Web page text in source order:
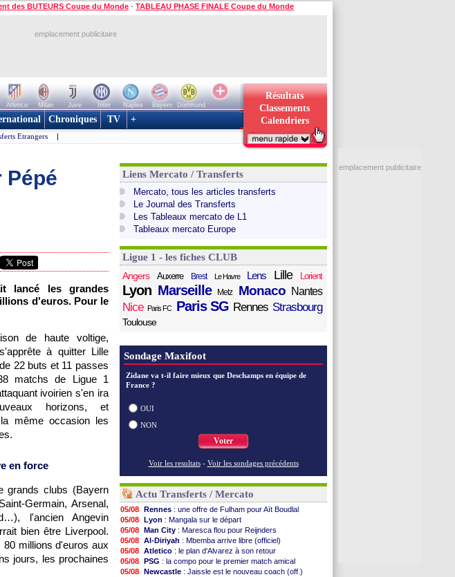
des BUTEURS Coupe du Monde - TABLEAU PHASE FINALE Coupe du Monde
emplacement publicitaire
Atletico Milan Juve Inter Naples Bayern
Dortmund
Résultats
Classements
Calendriers
Chroniques TV +
Etrangers |
lancé les grandes
d'euros. Pour le
de haute voltige,
à quitter Lille
22 buts et 11 passes
matchs de Ligue 1
ivoirien s'en ira
horizons, et
même occasion les
en force
grands clubs (Bayern
Germain, Arsenal,
l'ancien Angevin
bien être Liverpool.
millions d'euros aux
jours, les prochaines
Liens Mercato / Transferts
Mercato, tous les articles transferts
Le Journal des Transferts
Les Tableaux mercato de L1
Tableaux mercato Europe
Ligue 1 - les fiches CLUB
Angers
Auxerre Brest Le Havre Lens Lille Lorient
Lyon Marseille Metz Monaco Nantes
Nice Paris FC Paris SG Rennes Strasbourg
Toulouse
Sondage Maxifoot
Zidane va t-il faire mieux que Deschamps en équipe de
France ?
OUI
NON
Voter
Voir les resultats - Voir les sondages précédents
Actu Transferts / Mercato
05/08 Rennes : une offre de Fulham pour Aït Boudlal
05/08 Lyon : Mangala sur le départ
05/08 Man City : Maresca flou pour Reijnders
05/08 Al-Diriyah : Mbemba arrive libre (officiel)
05/08 Atletico : le plan d'Alvarez à son retour
05/08 PSG : la compo pour le premier match amical
05/08 Newcastle : Jaissle est le nouveau coach (off.)
emplacement publicitaire